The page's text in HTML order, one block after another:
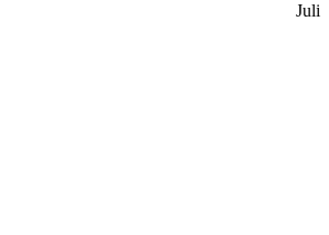
Juli